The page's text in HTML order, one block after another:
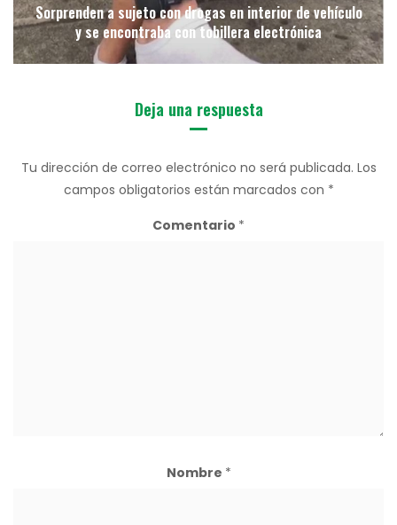
Sorprenden a sujeto con drogas en interior de vehículo
y se encontraba con tobillera electrónica
Deja una respuesta
Tu dirección de correo electrónico no será publicada. Los
campos obligatorios están marcados con *
Comentario *
Nombre *